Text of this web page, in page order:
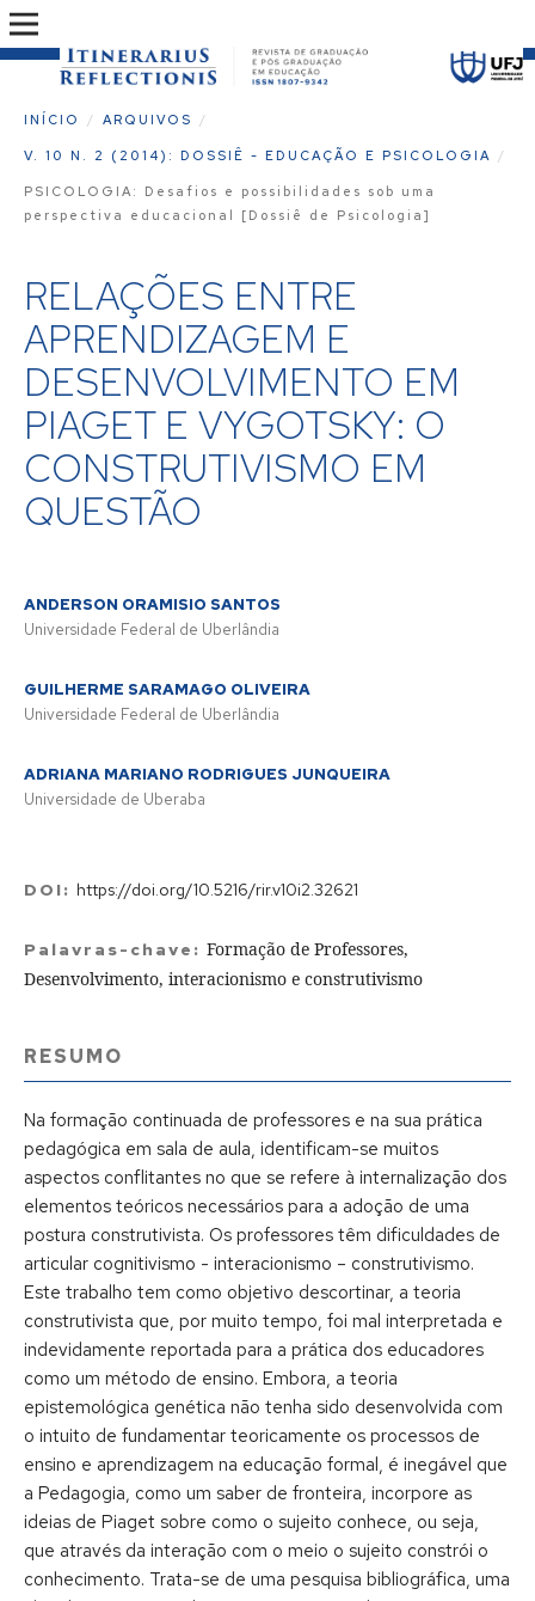
INÍCIO / ARQUIVOS /
V. 10 N. 2 (2014): DOSSIÊ - EDUCAÇÃO E PSICOLOGIA /
PSICOLOGIA: Desafios e possibilidades sob uma
perspectiva educacional [Dossiê de Psicologia]
RELAÇÕES ENTRE
APRENDIZAGEM E
DESENVOLVIMENTO EM
PIAGET E VYGOTSKY: O
CONSTRUTIVISMO EM
QUESTÃO
ANDERSON ORAMISIO SANTOS
Universidade Federal de Uberlândia
GUILHERME SARAMAGO OLIVEIRA
Universidade Federal de Uberlândia
ADRIANA MARIANO RODRIGUES JUNQUEIRA
Universidade de Uberaba
DOI: https://doi.org/10.5216/rir.v10i2.32621
Palavras-chave: Formação de Professores,
Desenvolvimento, interacionismo e construtivismo
RESUMO
Na formação continuada de professores e na sua prática
pedagógica em sala de aula, identificam-se muitos
aspectos conflitantes no que se refere à internalização dos
elementos teóricos necessários para a adoção de uma
postura construtivista. Os professores têm dificuldades de
articular cognitivismo - interacionismo – construtivismo.
Este trabalho tem como objetivo descortinar, a teoria
construtivista que, por muito tempo, foi mal interpretada e
indevidamente reportada para a prática dos educadores
como um método de ensino. Embora, a teoria
epistemológica genética não tenha sido desenvolvida com
o intuito de fundamentar teoricamente os processos de
ensino e aprendizagem na educação formal, é inegável que
a Pedagogia, como um saber de fronteira, incorpore as
ideias de Piaget sobre como o sujeito conhece, ou seja,
que através da interação com o meio o sujeito constrói o
conhecimento. Trata-se de uma pesquisa bibliográfica, uma